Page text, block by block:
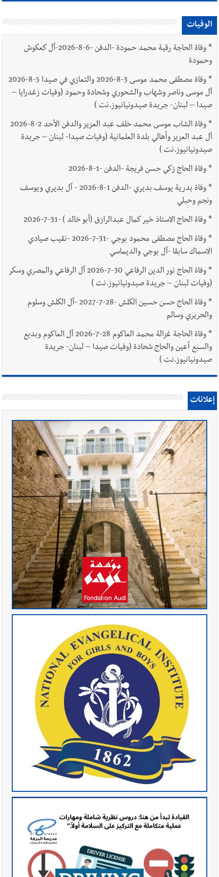
الوفيات
*
وفاة الحاجة رقية محمد حمودة -الدفن -6-8-2026-آل كعكوش
وحمودة
*
وفاة مصطفى محمد موسى 3-8-2026 والتعازي في صيدا 5-8-2026
آل موسى وناصر وشهاب والشحوري وشحادة وحمود (وفيات زغدرايا –
صيدا – لبنان- جريدة صيدونيانيوز.نت )
*
وفاة الشاب موسى محمد خلف عبد العزيز والدفن الأحد 2-8-2026
آل عبد العزيز وأهالي بلدة العلمانية (وفيات صيدا- لبنان – جريدة
صيدونيانيوز.نت )
*وفاة الحاج زكي حسن فريجة -الدفن -1-8-2026
*
وفاة بدرية يوسف بديري -الدفن 1-8-2026 - آل بديري ويوسف
ونجم وحبلي
*وفاة الحاج الاستاذ خير كمال عبدالرازق (أبو خالد ) -31-7-2026
*
وفاة الحاج مصطفى محمود بوجي -31-7-2026 -نقيب صيادي
الاسماك سابقا -آل بوجي والديماسي
*
وفاة الحاج نور الدين الرفاعي 30-7-2026 آل الرفاعي والمصري وسكر
(وفيات لبنان – جريدة صيدونيانيوز.نت )
*
وفاة الحاج حسن حسين الكلش -28-7-2027 -آل الكلش وسلوم
والحريري وسالم
*
وفاة الحاجة غزالة محمد العاكوم 28-7-2026 آل العاكوم وبديع
والسبع أعين والحاج شحادة (وفيات صيدا – لبنان- جريدة
صيدونيانيوز.نت )
إعلانات